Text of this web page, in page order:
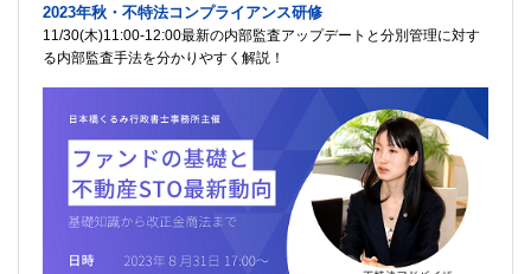
2023年秋・不特法コンプライアンス研修
11/30(木)11:00-12:00最新の内部監査アップデートと分別管理に対す
る内部監査手法を分かりやすく解説！